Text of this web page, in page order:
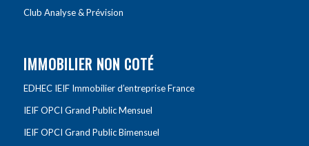
Club Analyse & Prévision
IMMOBILIER NON COTÉ
EDHEC IEIF Immobilier d’entreprise France
IEIF OPCI Grand Public Mensuel
IEIF OPCI Grand Public Bimensuel